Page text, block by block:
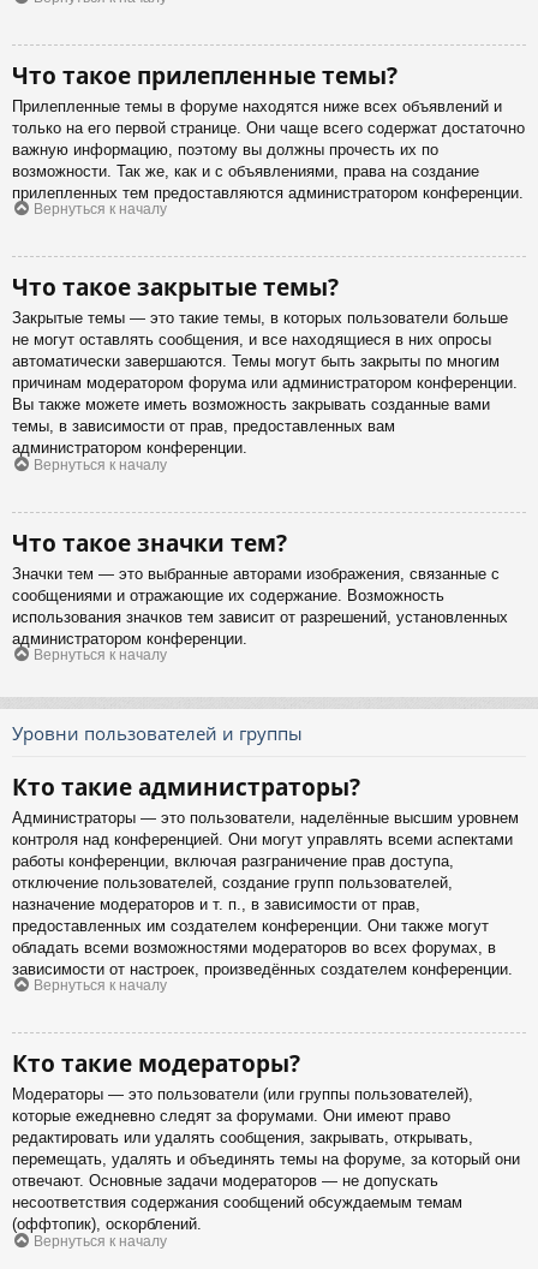
Что такое прилепленные темы?
Прилепленные темы в форуме находятся ниже всех объявлений и
только на его первой странице. Они чаще всего содержат достаточно
важную информацию, поэтому вы должны прочесть их по
возможности. Так же, как и с объявлениями, права на создание
прилепленных тем предоставляются администратором конференции.
Вернуться к началу
Что такое закрытые темы?
Закрытые темы — это такие темы, в которых пользователи больше
не могут оставлять сообщения, и все находящиеся в них опросы
автоматически завершаются. Темы могут быть закрыты по многим
причинам модератором форума или администратором конференции.
Вы также можете иметь возможность закрывать созданные вами
темы, в зависимости от прав, предоставленных вам
администратором конференции.
Вернуться к началу
Что такое значки тем?
Значки тем — это выбранные авторами изображения, связанные с
сообщениями и отражающие их содержание. Возможность
использования значков тем зависит от разрешений, установленных
администратором конференции.
Вернуться к началу
Уровни пользователей и группы
Кто такие администраторы?
Администраторы — это пользователи, наделённые высшим уровнем
контроля над конференцией. Они могут управлять всеми аспектами
работы конференции, включая разграничение прав доступа,
отключение пользователей, создание групп пользователей,
назначение модераторов и т. п., в зависимости от прав,
предоставленных им создателем конференции. Они также могут
обладать всеми возможностями модераторов во всех форумах, в
зависимости от настроек, произведённых создателем конференции.
Вернуться к началу
Кто такие модераторы?
Модераторы — это пользователи (или группы пользователей),
которые ежедневно следят за форумами. Они имеют право
редактировать или удалять сообщения, закрывать, открывать,
перемещать, удалять и объединять темы на форуме, за который они
отвечают. Основные задачи модераторов — не допускать
несоответствия содержания сообщений обсуждаемым темам
(оффтопик), оскорблений.
Вернуться к началу